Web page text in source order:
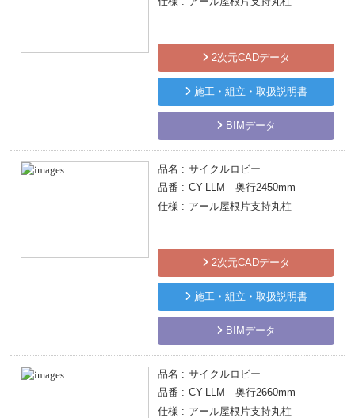
2次元CADデータ
施工・組立・取扱説明書
BIMデータ
品名
サイクルロビー
品番
CY-LLM 奥行2450mm
仕様
アール屋根片支持丸柱
2次元CADデータ
施工・組立・取扱説明書
BIMデータ
品名
サイクルロビー
品番
CY-LLM 奥行2660mm
仕様
アール屋根片支持丸柱